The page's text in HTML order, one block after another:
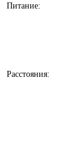
Питание:
Расстояния: